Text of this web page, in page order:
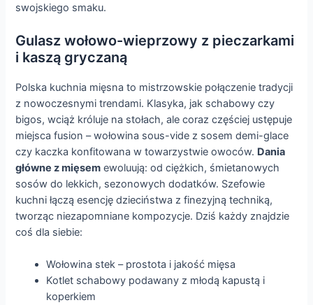
swojskiego smaku.
Gulasz wołowo-wieprzowy z pieczarkami
i kaszą gryczaną
Polska kuchnia mięsna to mistrzowskie połączenie tradycji
z nowoczesnymi trendami. Klasyka, jak schabowy czy
bigos, wciąż króluje na stołach, ale coraz częściej ustępuje
miejsca fusion – wołowina sous-vide z sosem demi-glace
czy kaczka konfitowana w towarzystwie owoców. Dania
główne z mięsem ewoluują: od ciężkich, śmietanowych
sosów do lekkich, sezonowych dodatków. Szefowie
kuchni łączą esencję dzieciństwa z finezyjną techniką,
tworząc niezapomniane kompozycje. Dziś każdy znajdzie
coś dla siebie:
Wołowina stek – prostota i jakość mięsa
Kotlet schabowy podawany z młodą kapustą i
koperkiem